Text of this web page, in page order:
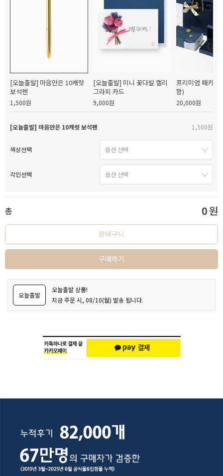
[오늘출발] 마음만은 10캐럿
보석펜
1,500원
[오늘출발] 미니 꽃다발 캘리
그라피 카드
9,000원
프리미엄 패키지
함)
20,000원
[오늘출발] 마음만은 10캐럿 보석펜 1,500원
색상선택
각인선택
총 0원
장바구니
구매하기
오늘출발
오늘출발 상품!
지금 주문 시, 08/10(월) 발송 됩니다.